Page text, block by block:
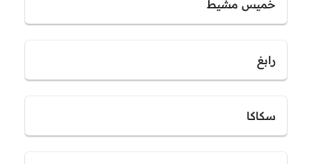
خميس مشيط
رابغ
سكاكا